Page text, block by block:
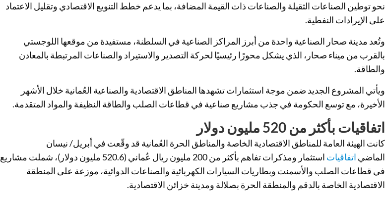
نحو توطين الصناعات الثقيلة والصناعات ذات القيمة المضافة، بما يدعم خطط التنويع الاقتصادي وتقليل الاعتماد
على الإيرادات النفطية.
وتُعد مدينة صحار الصناعية واحدة من أبرز المراكز الصناعية في السلطنة، مستفيدة من موقعها اللوجستي
بالقرب من ميناء صحار، الذي يشكل محورًا رئيسيًا لحركة التصدير والاستيراد والصناعات المرتبطة بالمعادن
والطاقة.
ويأتي المشروع الجديد ضمن موجة استثمارات تشهدها المناطق الاقتصادية والصناعية العُمانية خلال الأشهر
الأخيرة، مع توسع الحكومة في جذب مشاريع صناعية في قطاعات الصلب والطاقة النظيفة والمواد المتقدمة.
اتفاقيات بأكثر من 520 مليون دولار
كانت الهيئة العامة للمناطق الاقتصادية الخاصة والمناطق الحرة العُمانية قد وقّعت في أبريل/ نيسان
الماضي اتفاقيات
استثمار ومذكرات تفاهم بأكثر من 200 مليون ريال عُماني (520.6 مليون دولار)، شملت مشاريع
في قطاعات الصلب والأسمنت وبطاريات السيارات الكهربائية والصناعات الدوائية، موزعة على المنطقة
الاقتصادية الخاصة بالدقم والمنطقة الحرة بصلالة ومدينة خزائن الاقتصادية.